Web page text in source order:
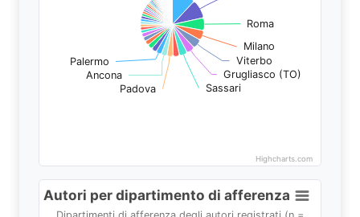
Roma
Roma
Milano
Milano
Viterbo
Viterbo
Grugliasco (TO)
Grugliasco (TO)
Sassari
Sassari
Padova
Padova
Ancona
Ancona
Palermo
Palermo
Highcharts.com
Autori per dipartimento di afferenza
Pie chart with 52 slices.
Autori per dipartimento di afferenza